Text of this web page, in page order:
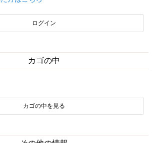
カゴの中
カゴの中を見る